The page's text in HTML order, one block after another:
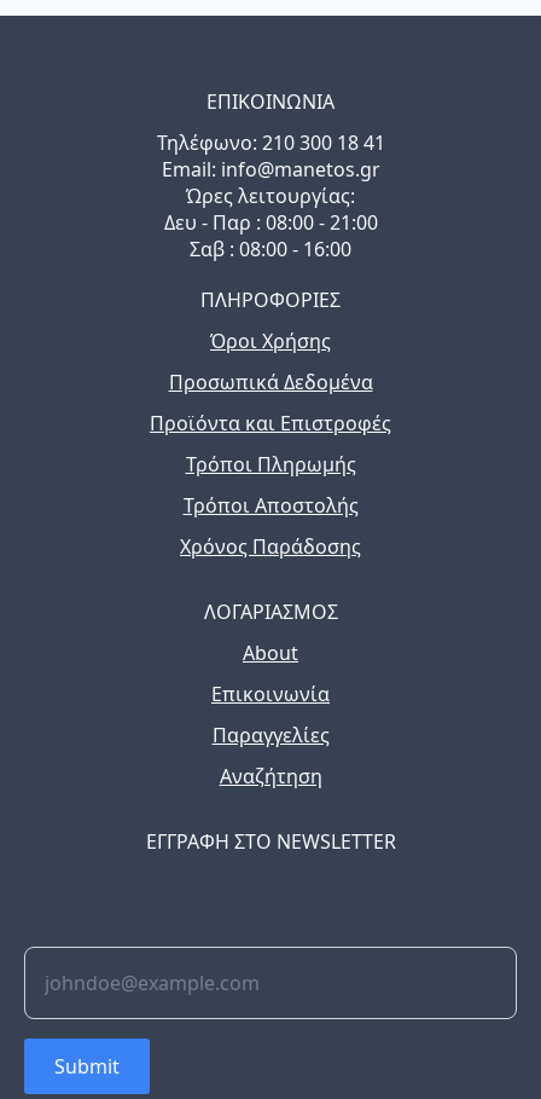
ΕΠΙΚΟΙΝΩΝΙΑ
Τηλέφωνo: 210 300 18 41
Email: info@manetos.gr
Ώρες λειτουργίας:
Δευ - Παρ : 08:00 - 21:00
Σαβ : 08:00 - 16:00
ΠΛΗΡΟΦΟΡΙΕΣ
Όροι Χρήσης
Προσωπικά Δεδομένα
Προϊόντα και Επιστροφές
Τρόποι Πληρωμής
Τρόποι Αποστολής
Χρόνος Παράδοσης
ΛΟΓΑΡΙΑΣΜΟΣ
About
Επικοινωνία
Παραγγελίες
Αναζήτηση
ΕΓΓΡΑΦΗ ΣΤΟ NEWSLETTER
Submit